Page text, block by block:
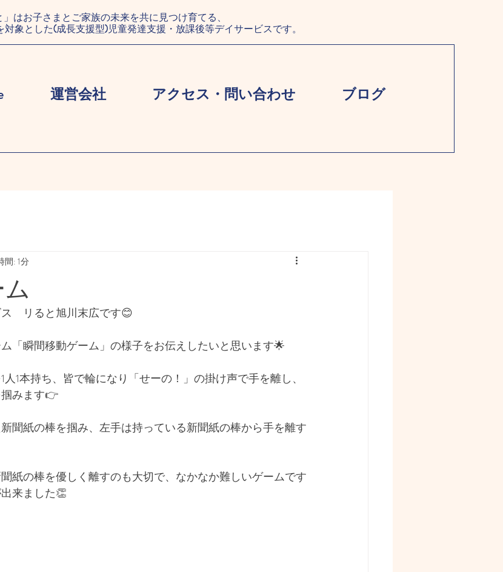
」はお子さまとご家族の未来を共に見つけ育てる、
象とした(成長支援型)児童発達支援・放課後等デイサービスです。
運営会社 アクセス・問い合わせ ブログ
間: 1分
　リると旭川末広です😊
「瞬間移動ゲーム」の様子をお伝えしたいと思います🌟
1本持ち、皆で輪になり「せーの！」の掛け声で手を離し、
みます👉
聞紙の棒を掴み、左手は持っている新聞紙の棒から手を離す
紙の棒を優しく離すのも大切で、なかなか難しいゲームです
来ました👏